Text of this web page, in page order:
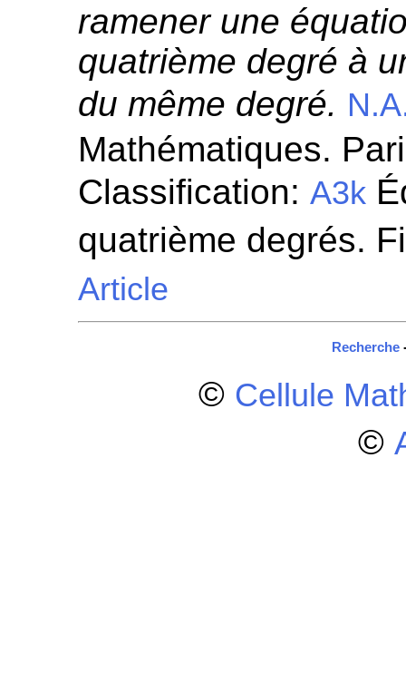
ramener une
quatrième degré à
du même degré.
Mathématiques.
Classification:A3k
quatrième degrés.
Article
Recherche
© Cellule
©